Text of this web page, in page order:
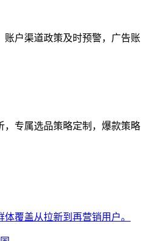
账户渠道政策及时预警，广告账
，专属选品策略定制，爆款策略
覆盖从拉新到再营销用户。